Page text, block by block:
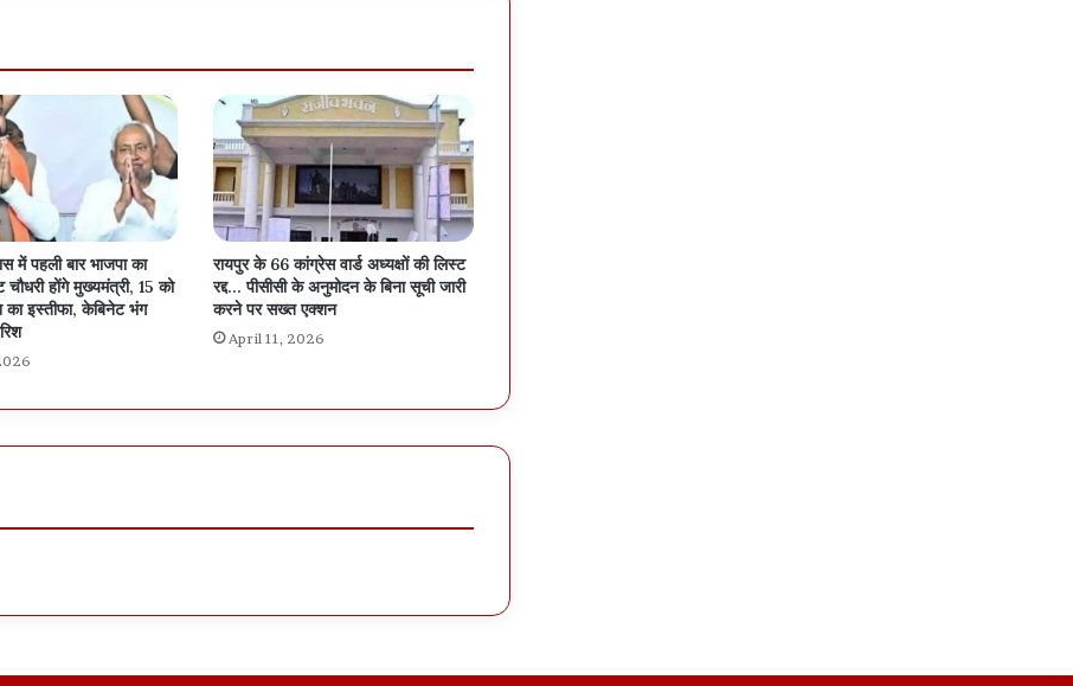
में पहली बार भाजपा का
होंगे मुख्यमंत्री, 15 को
इस्तीफा, केबिनेट भंग
रायपुर के 66 कांग्रेस वार्ड अध्यक्षों की लिस्ट
रद्द… पीसीसी के अनुमोदन के बिना सूची जारी
करने पर सख्त एक्शन
April 11, 2026